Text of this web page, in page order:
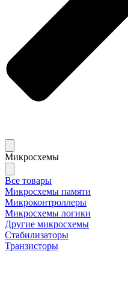
Микросхемы
Все товары
Микросхемы памяти
Микроконтроллеры
Микросхемы логики
Другие микросхемы
Стабилизаторы
Транзисторы